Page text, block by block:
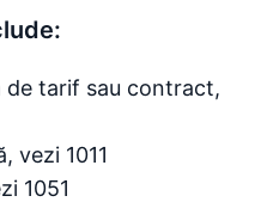
de tarif sau contract,
vezi 1011
1051